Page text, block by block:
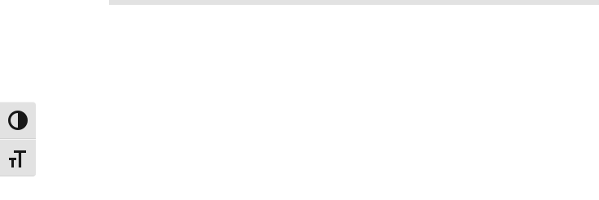
Keuze voor hoog contrast
Kies grootte van het lettertype